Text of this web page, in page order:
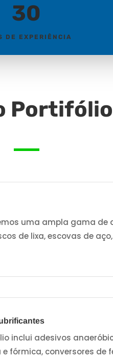
30
DE EXPERIÊNCIA
Portifólio
uma ampla gama de
de lixa, escovas de
inclui adesivos
fórmica, conversores de